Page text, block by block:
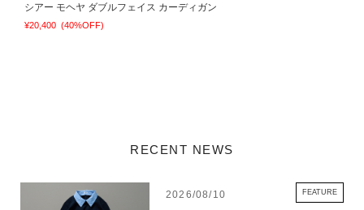
シアー モヘヤ ダブルフェイス カーディガン
¥20,400 (40%OFF)
RECENT NEWS
2026/08/10 FEATURE